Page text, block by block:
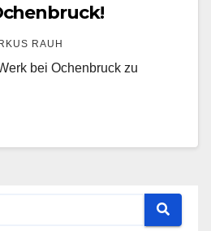
RAUH
bei Ochenbruck zu